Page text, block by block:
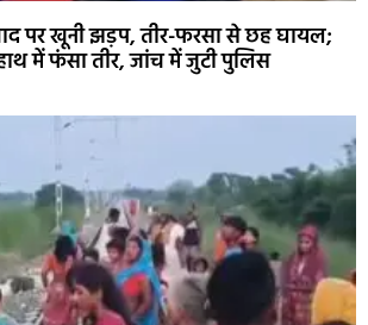
पर खूनी झड़प, तीर-फरसा से छह घायल;
में फंसा तीर, जांच में जुटी पुलिस